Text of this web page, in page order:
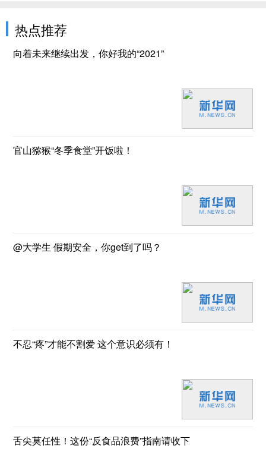
热点推荐
向着未来继续出发，你好我的“2021”
官山猕猴“冬季食堂”开饭啦！
@大学生 假期安全，你get到了吗？
不忍“疼”才能不割爱 这个意识必须有！
舌尖莫任性！这份“反食品浪费”指南请收下